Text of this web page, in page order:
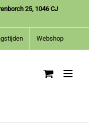
25, 1046 CJ
Webshop